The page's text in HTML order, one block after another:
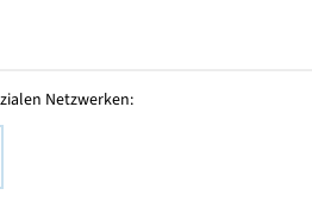
Netzwerken: